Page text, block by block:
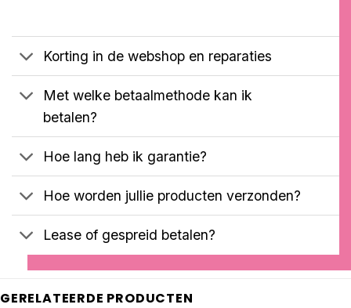
klantbeoordelingen
Korting in de webshop en reparaties
Met welke betaalmethode kan ik
betalen?
Hoe lang heb ik garantie?
Hoe worden jullie producten verzonden?
Lease of gespreid betalen?
GERELATEERDE PRODUCTEN